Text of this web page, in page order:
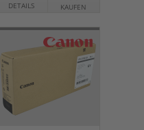
DETAILS KAUFEN